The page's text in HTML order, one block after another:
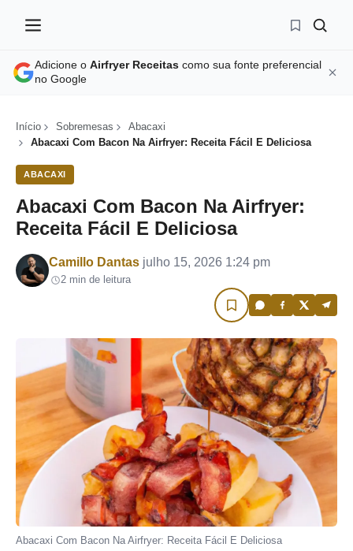
Adicione o Airfryer Receitas como sua fonte preferencial
no Google
Início Sobremesas
Abacaxi
Abacaxi Com Bacon Na Airfryer: Receita Fácil E Deliciosa
ABACAXI
Abacaxi Com Bacon Na Airfryer:
Receita Fácil E Deliciosa
Por
Camillo Dantas julho 15, 2026 1:24 pm
2 min de leitura
Abacaxi Com Bacon Na Airfryer: Receita Fácil E Deliciosa